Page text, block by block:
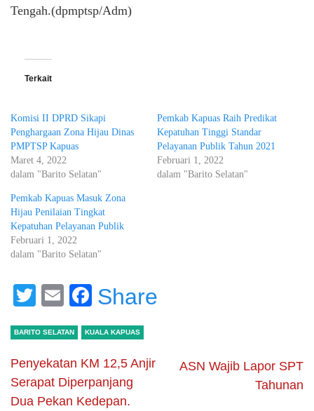
Tengah.(dpmptsp/Adm)
Terkait
Komisi II DPRD Sikapi
Penghargaan Zona Hijau Dinas
PMPTSP Kapuas
Maret 4, 2022
dalam "Barito Selatan"
Pemkab Kapuas Raih Predikat
Kepatuhan Tinggi Standar
Pelayanan Publik Tahun 2021
Februari 1, 2022
dalam "Barito Selatan"
Pemkab Kapuas Masuk Zona
Hijau Penilaian Tingkat
Kepatuhan Pelayanan Publik
Februari 1, 2022
dalam "Barito Selatan"
Twitter
EmailFacebook
Share
BARITO SELATAN KUALA KAPUAS
Penyekatan KM 12,5 Anjir
Serapat Diperpanjang
Dua Pekan Kedepan.
ASN Wajib Lapor SPT
Tahunan